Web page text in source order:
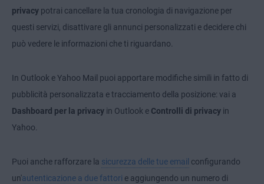
privacy potrai cancellare la tua cronologia di navigazione per
questi servizi, disattivare gli annunci personalizzati e decidere chi
può vedere le informazioni che ti riguardano.
In Outlook e Yahoo Mail puoi apportare modifiche simili in fatto di
pubblicità personalizzata e tracciamento della posizione: vai a
Dashboard per la privacy in Outlook e Controlli di privacy in
Yahoo.
Puoi anche rafforzare la sicurezza delle tue email configurando
un'autenticazione a due fattori e aggiungendo un numero di